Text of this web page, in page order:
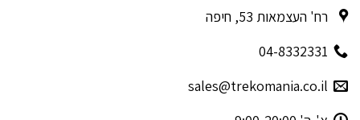
רח' העצמאות 53, חיפה
04-8332331
sales@trekomania.co.il